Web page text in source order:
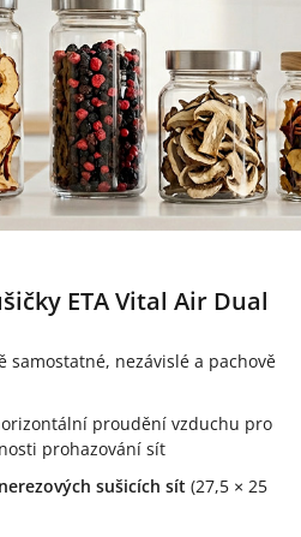
ETA Vital Air Dual
samostatné, nezávislé a pachově
proudění vzduchu pro
prohazování sít
sušicích sít (27,5 × 25